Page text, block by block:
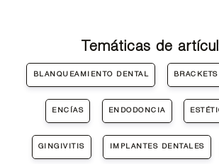
Temáticas de
BLANQUEAMIENTO DENTAL BRACKETS
ENCÍAS ENDODONCIA
GINGIVITIS IMPLANTES DENTALES